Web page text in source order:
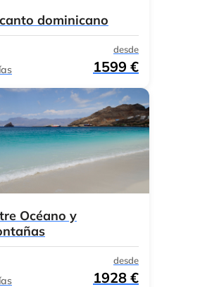
dominicano
desde
1599 €
Océano y
desde
1928 €